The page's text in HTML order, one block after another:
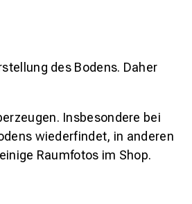
des Bodens. Daher
Insbesondere bei
wiederfindet, in anderen
Raumfotos im Shop.